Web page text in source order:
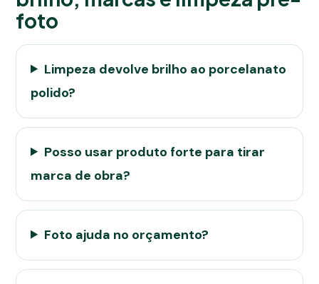
foto
Limpeza devolve brilho ao porcelanato
polido?
Posso usar produto forte para tirar
marca de obra?
Foto ajuda no orçamento?